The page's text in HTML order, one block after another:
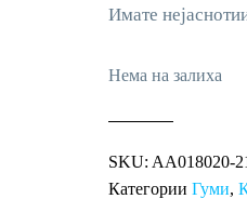
Имате
Нема на залиха
SKU: AA018020-
Категории Гуми,